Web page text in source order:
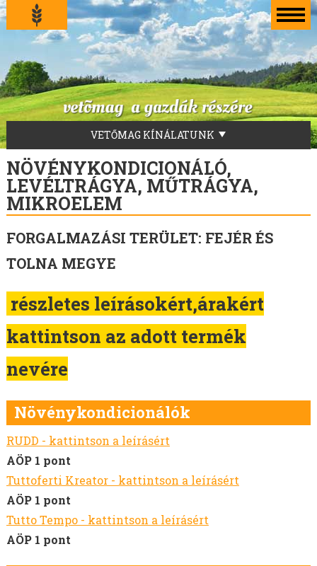
VETŐMAG KÍNÁLATUNK
LUCERNA VETŐMAG
FŰVEKERÉKEK
AKG-ZÖLDUGAR
TILLAGE-ZÖLDTRÁGYA-ZÖLDUGAR-MÉHLEGELŐ
ZÖLDTRÁGYA KEVERÉKEK
SZENÁZS KEVERÉKEK
FÜVEK
MOHAR VETŐMAG
HEREFÉLÉK
SZARVASKEREP VETŐMAG
SZUDÁNIFŰ VETŐMAG
KÖLES VETŐMAG
KUKORICA VETŐMAG
BÜKKÖNY VETŐMAG
BORSÓ VETŐMAG
FACÉLIA VETŐMAG
BALTACÍM VETŐMAG
MÉHLEGELŐ KEVERÉKEK
NÖVÉNYKONDICIONÁLÓ,
LEVÉLTRÁGYA, MŰTRÁGYA,
MIKROELEM
FORGALMAZÁSI TERÜLET: FEJÉR ÉS
TOLNA MEGYE
részletes leírásokért,árakért
kattintson az adott termék
nevére
Növénykondicionálók
RUDD - kattintson a leírásért
AÖP 1 pont
Tuttoferti Kreator - kattintson a leírásért
AÖP 1 pont
Tutto Tempo - kattintson a leírásért
AÖP 1 pont